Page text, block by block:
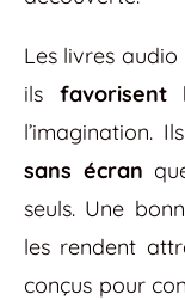
Les livres
ils favorisent
l’imagination.
sans écran
seuls. Une
les rendent
conçus pour